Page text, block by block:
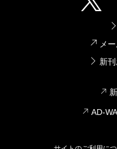
メ
新
AD-